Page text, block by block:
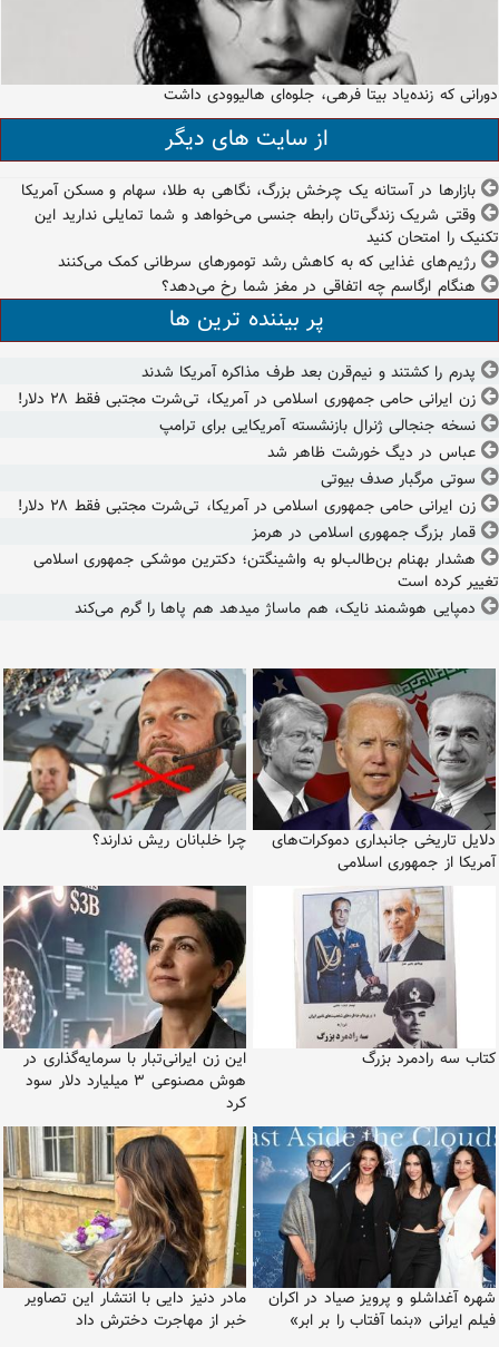
دورانی که زنده‌یاد بیتا فرهی، جلوه‌ای هالیوودی داشت
از سایت های دیگر
بازارها در آستانه یک چرخش بزرگ، نگاهی به طلا، سهام و مسکن آمریکا
وقتی شریک زندگی‌تان رابطه جنسی می‌خواهد و شما تمایلی ندارید این
تکنیک را امتحان کنید
رژیم‌های غذایی که به کاهش رشد تومورهای سرطانی کمک می‌کنند
هنگام ارگاسم چه اتفاقی در مغز شما رخ می‌دهد؟
پر بیننده ترین ها
پدرم را کشتند و نیم‌قرن بعد طرف مذاکره آمریکا شدند
زن ایرانی حامی جمهوری اسلامی در آمریکا، تی‌شرت مجتبی فقط ۲۸ دلار!
نسخه جنجالی ژنرال بازنشسته آمریکایی برای ترامپ
عباس در دیگ خورشت ظاهر شد
سوتی مرگبار صدف بیوتی
زن ایرانی حامی جمهوری اسلامی در آمریکا، تی‌شرت مجتبی فقط ۲۸ دلار!
قمار بزرگ جمهوری اسلامی در هرمز
هشدار بهنام بن‌طالب‌لو به واشینگتن؛ دکترین موشکی جمهوری اسلامی
تغییر کرده است
دمپایی هوشمند نایک، هم ماساژ میدهد هم پاها را گرم می‌کند
چرا خلبانان ریش ندارند؟
دلایل تاریخی جانبداری دموکرات‌های
آمریکا از جمهوری اسلامی
این زن ایرانی‌تبار با سرمایه‌گذاری در
هوش مصنوعی ۳ میلیارد دلار سود
کرد
کتاب سه رادمرد بزرگ
مادر دنیز دایی با انتشار این تصاویر
خبر از مهاجرت دخترش داد
شهره آغداشلو و پرویز صیاد در اکران
فیلم ایرانی «بنما آفتاب را بر ابر»